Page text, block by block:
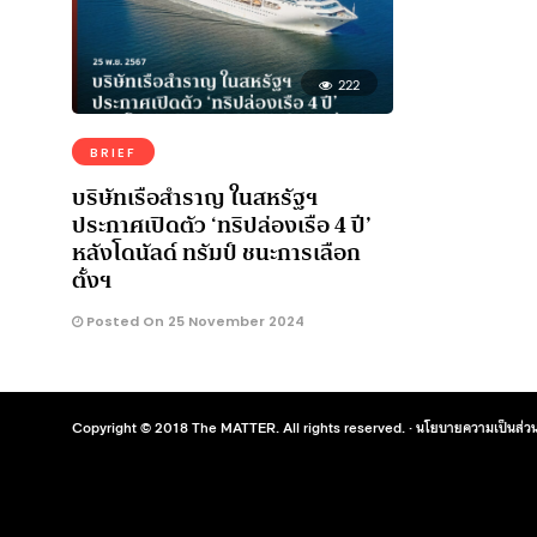
222
BRIEF
บริษัทเรือสำราญ ในสหรัฐฯ
ประกาศเปิดตัว ‘ทริปล่องเรือ 4 ปี’
หลังโดนัลด์ ทรัมป์ ชนะการเลือก
ตั้งฯ
Posted On 25 November 2024
Copyright © 2018 The MATTER. All rights reserved. ·นโยบายความเป็นส่ว